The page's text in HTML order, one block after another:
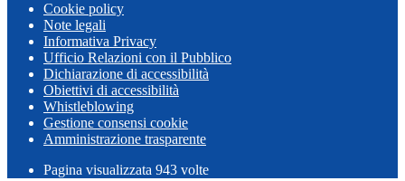
Cookie policy
Note legali
Informativa Privacy
Ufficio Relazioni con il Pubblico
Dichiarazione di accessibilità
Obiettivi di accessibilità
Whistleblowing
Gestione consensi cookie
Amministrazione trasparente
Pagina visualizzata 943 volte